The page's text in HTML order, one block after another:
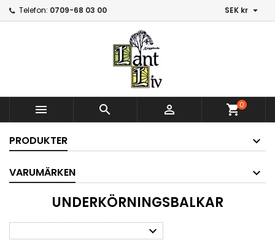
Telefon: 0709-68 03 00 SEK kr 
   shopping_cart0
PRODUKTER
VARUMÄRKEN
UNDERKÖRNINGSBALKAR
